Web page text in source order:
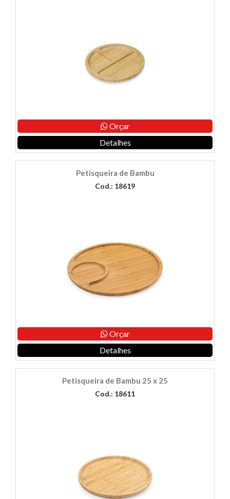
Orçar
Detalhes
Petisqueira de Bambu
Cod.: 18619
Orçar
Detalhes
Petisqueira de Bambu 25 x 25
Cod.: 18611